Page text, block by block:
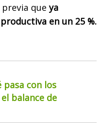
previa queya
en un 25 %.
pasa con los
balance de